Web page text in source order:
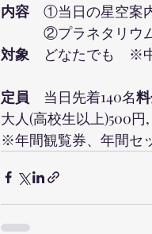
内容 ①当日の星空案
②プラネタリウム番
対象
どなたでも　※
定員 当日先着140名
大人(高校生以上)500
※年間観覧券、年間セ